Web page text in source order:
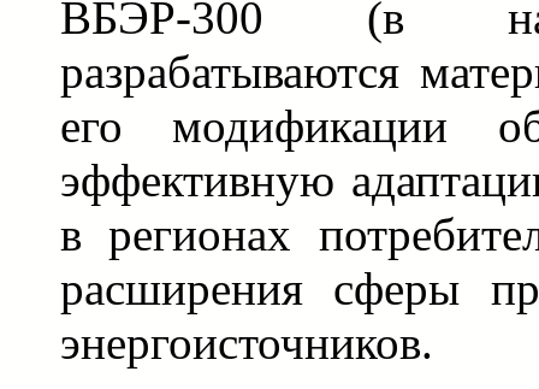
ВБЭР-300 (в
разрабатываются
его модификации
эффективную
в регионах
расширения сферы
энергоисточников.